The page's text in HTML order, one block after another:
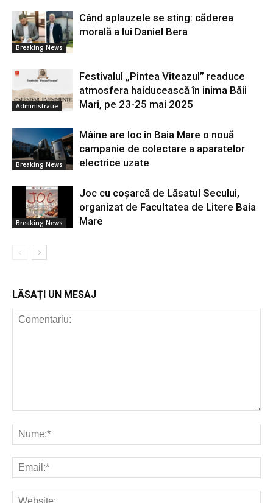
Breaking News
Când aplauzele se sting: căderea
morală a lui Daniel Bera
Administratie
Festivalul „Pintea Viteazul” readuce
atmosfera haiducească în inima Băii
Mari, pe 23-25 mai 2025
Breaking News
Mâine are loc în Baia Mare o nouă
campanie de colectare a aparatelor
electrice uzate
Breaking News
Joc cu coșarcă de Lăsatul Secului,
organizat de Facultatea de Litere Baia
Mare
LĂSAȚI UN MESAJ